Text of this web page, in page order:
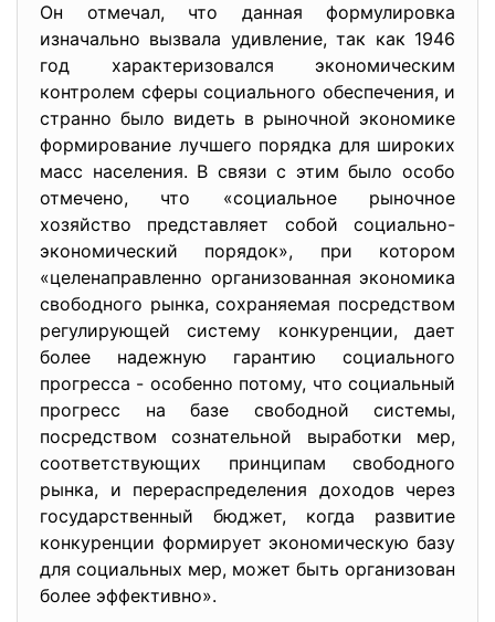
Он отмечал, что данная формулировка
изначально вызвала удивление, так как 1946
год характеризовался экономическим
контролем сферы социального обеспечения, и
странно было видеть в рыночной экономике
формирование лучшего порядка для широких
масс населения. В связи с этим было особо
отмечено, что «социальное рыночное
хозяйство представляет собой социально-
экономический порядок», при котором
«целенаправленно организованная экономика
свободного рынка, сохраняемая посредством
регулирующей систему конкуренции, дает
более надежную гарантию социального
прогресса - особенно потому, что социальный
прогресс на базе свободной системы,
посредством сознательной выработки мер,
соответствующих принципам свободного
рынка, и перераспределения доходов через
государственный бюджет, когда развитие
конкуренции формирует экономическую базу
для социальных мер, может быть организован
более эффективно».